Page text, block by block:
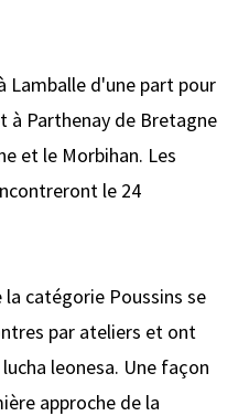
Lamballe d'une part pour
à Parthenay de Bretagne
et le Morbihan. Les
le 24
la catégorie Poussins se
par ateliers et ont
leonesa. Une façon
approche de la